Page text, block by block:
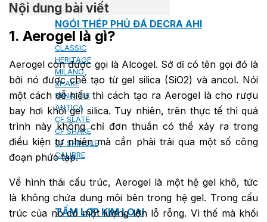
NGÓI THÉP PHỦ ĐÁ DECRA AHI
CLASSIC
HERITAGE
MILANO
SHAKE
SENATOR
ANTICA
CF SLATE
CF SHAKE
CF SHINGLE
CALIBRE
TẤM LỢP KIM LOẠI
Nội dung bài viết
1. Aerogel là gì?
Aerogel còn được gọi là Alcogel. Sở dĩ có tên gọi đó là
bởi nó được chế tạo từ gel silica (SiO2) và ancol. Nói
một cách dễ hiểu thì cách tạo ra Aerogel là cho rượu
bay hơi khỏi gel silica. Tuy nhiên, trên thực tế thì quá
trình này không chỉ đơn thuần có thể xảy ra trong
điều kiện tự nhiên mà cần phải trải qua một số công
đoạn phức tạp.
Về hình thái cấu trúc, Aerogel là một hệ gel khô, tức
là không chứa dung môi bên trong hệ gel. Trong cấu
trúc của nó có một lượng lớn lỗ rỗng. Vì thế mà khối